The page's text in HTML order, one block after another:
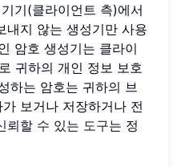
기(클라이언트 측)에서
내지 않는 생성기만 사용
암호 생성기는 클라이
귀하의 개인 정보 보호
하는 암호는 귀하의 브
보거나 저장하거나 전
뢰할 수 있는 도구는 정